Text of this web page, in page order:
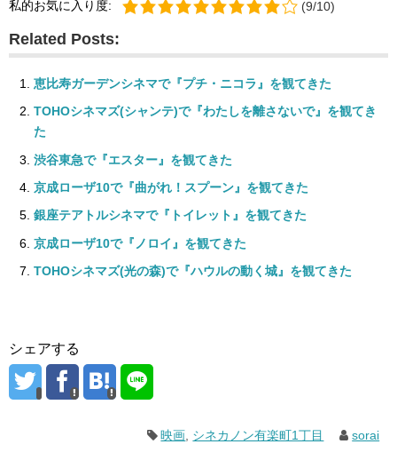
私的お気に入り度: (9/10)
Related Posts:
恵比寿ガーデンシネマで『プチ・ニコラ』を観てきた
TOHOシネマズ(シャンテ)で『わたしを離さないで』を観てき
た
渋谷東急で『エスター』を観てきた
京成ローザ10で『曲がれ！スプーン』を観てきた
銀座テアトルシネマで『トイレット』を観てきた
京成ローザ10で『ノロイ』を観てきた
TOHOシネマズ(光の森)で『ハウルの動く城』を観てきた
シェアする
映画, シネカノン有楽町1丁目 sorai